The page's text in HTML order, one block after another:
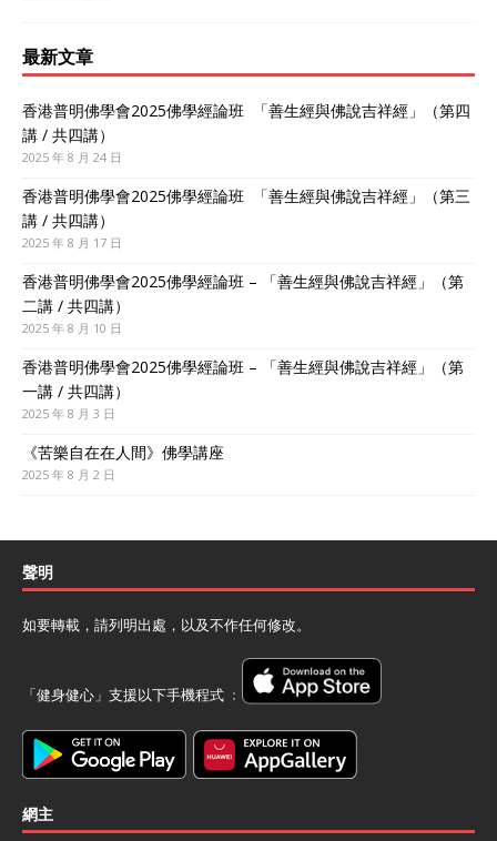
最新文章
香港普明佛學會2025佛學經論班 「善生經與佛說吉祥經」（第四
講 / 共四講）
2025 年 8 月 24 日
香港普明佛學會2025佛學經論班 「善生經與佛說吉祥經」（第三
講 / 共四講）
2025 年 8 月 17 日
香港普明佛學會2025佛學經論班 – 「善生經與佛說吉祥經」（第
二講 / 共四講）
2025 年 8 月 10 日
香港普明佛學會2025佛學經論班 – 「善生經與佛說吉祥經」（第
一講 / 共四講）
2025 年 8 月 3 日
《苦樂自在在人間》佛學講座
2025 年 8 月 2 日
聲明
如要轉載，請列明出處，以及不作任何修改。
「健身健心」支援以下手機程式 ﹕
網主